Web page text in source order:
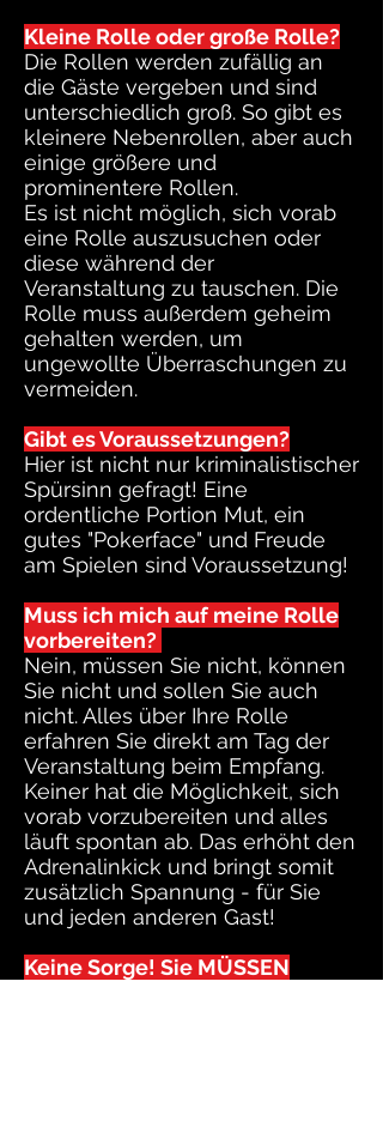
Kleine Rolle oder große Rolle?
Die Rollen werden zufällig an
die Gäste vergeben und sind
unterschiedlich groß. So gibt es
kleinere Nebenrollen, aber auch
einige größere und
prominentere Rollen.
Es ist nicht möglich, sich vorab
eine Rolle auszusuchen oder
diese während der
Veranstaltung zu tauschen. Die
Rolle muss außerdem geheim
gehalten werden, um
ungewollte Überraschungen zu
vermeiden.
Gibt es Voraussetzungen?
Hier ist nicht nur kriminalistischer
Spürsinn gefragt! Eine
ordentliche Portion Mut, ein
gutes "Pokerface" und Freude
am Spielen sind Voraussetzung!
Muss ich mich auf meine Rolle
vorbereiten?
Nein, müssen Sie nicht, können
Sie nicht und sollen Sie auch
nicht. Alles über Ihre Rolle
erfahren Sie direkt am Tag der
Veranstaltung beim Empfang.
Keiner hat die Möglichkeit, sich
vorab vorzubereiten und alles
läuft spontan ab. Das erhöht den
Adrenalinkick und bringt somit
zusätzlich Spannung - für Sie
und jeden anderen Gast!
Keine Sorge! Sie MÜSSEN